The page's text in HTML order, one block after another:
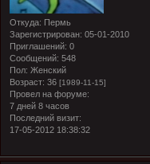
Откуда: Пермь
Зарегистрирован: 05-01-2010
Приглашений: 0
Сообщений: 548
Пол: Женский
Возраст: 36 [1989-11-15]
Провел на форуме:
7 дней 8 часов
Последний визит:
17-05-2012 18:38:32